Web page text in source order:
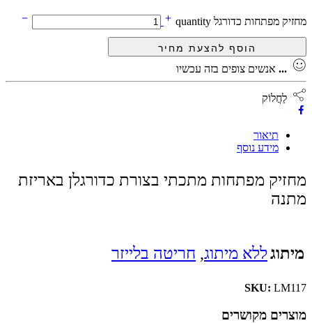
מחזיק מפתחות כדורגל quantity
... אנשים צופים בזה עכשיו
לַחֲלוֹק
תיאור
מידע נוסף
מחזיק מפתחות מתכתי בצורת כדורגלן באריזת
מתנה
מיתוגללא מיתוג, חריטה בלייזר
SKU: LM117
מוצרים מקושרים